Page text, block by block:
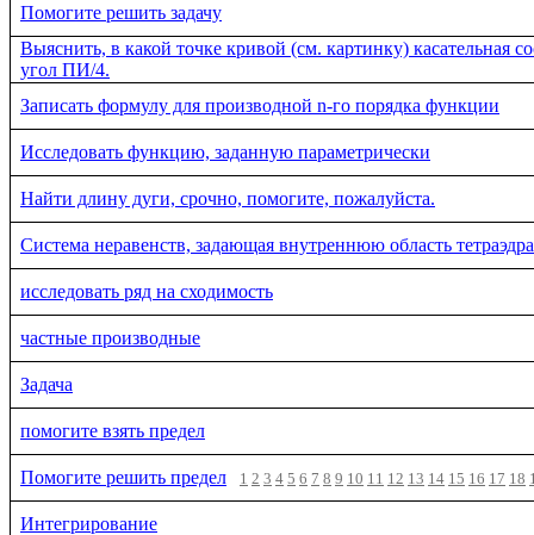
Помогите решить задачу
Выяснить, в какой точке кривой (см. картинку) касательная
угол ПИ/4.
Записать формулу для производной n-го порядка функции
Исследовать функцию, заданную параметрически
Найти длину дуги, срочно, помогите, пожалуйста.
Система неравенств, задающая внутреннюю область
исследовать ряд на сходимость
частные производные
Задача
помогите взять предел
Помогите решить предел 1 2 3 4 5 6 7 8 9 10 11 12 13 14 15 16 17 18
Интегрирование